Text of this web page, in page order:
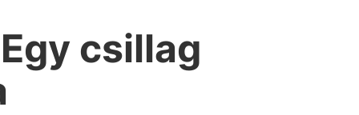
csillag